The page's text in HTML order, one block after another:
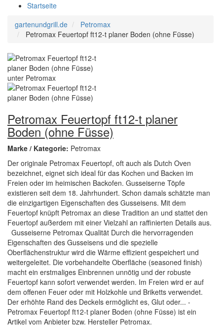
Startseite
gartenundgrill.de
Petromax
Petromax Feuertopf ft12-t planer Boden (ohne Füsse)
Petromax Feuertopf ft12-t planer
Boden (ohne Füsse)
Marke / Kategorie: Petromax
Der originale Petromax Feuertopf, oft auch als Dutch Oven
bezeichnet, eignet sich ideal für das Kochen und Backen im
Freien oder im heimischen Backofen. Gusseiserne Töpfe
existieren seit dem 18. Jahrhundert. Schon damals schätzte man
die einzigartigen Eigenschaften des Gusseisens. Mit dem
Feuertopf knüpft Petromax an diese Tradition an und stattet den
Feuertopf außerdem mit einer Vielzahl an raffinierten Details aus.
Gusseiserne Petromax Qualität Durch die hervorragenden
Eigenschaften des Gusseisens und die spezielle
Oberflächenstruktur wird die Wärme effizient gespeichert und
weitergeleitet. Die vorbehandelte Oberfläche (seasoned finish)
macht ein erstmaliges Einbrennen unnötig und der robuste
Feuertopf kann sofort verwendet werden. Im Freien wird er auf
dem offenen Feuer oder mit Holzkohle und Briketts verwendet.
Der erhöhte Rand des Deckels ermöglicht es, Glut oder... -
Petromax Feuertopf ft12-t planer Boden (ohne Füsse) ist ein
Artikel vom Anbieter bzw. Hersteller Petromax.